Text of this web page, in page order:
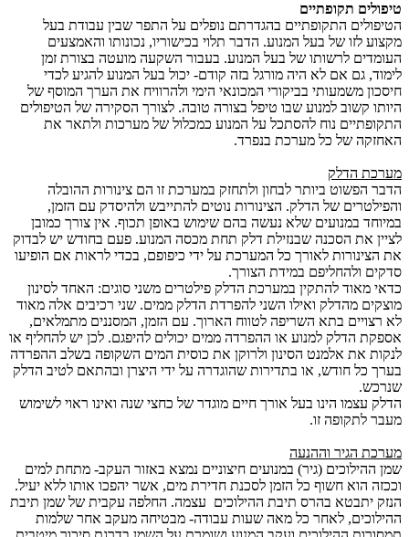
טיפולים תקופתיים
הטיפולים התקופתיים בהגדרתם נופלים על התפר שבין עבודת בעל
מקצוע לזו של בעל המנוע. הדבר תלוי בכישוריו, נכונותו והאמצעים
העומדים לרשותו של בעל המנוע. בעבור השקעה מועטה בצורת זמן
לימוד, גם אם לא היה מורגל בזה קודם- יכול בעל המנוע להגיע לכדי
חיסכון משמעותי בביקורי המכונאי הימי ולהרוויח את הערך המוסף של
היותו קשוב למנוע שבו טיפל בצורה טובה. לצורך הסקירה של הטיפולים
התקופתיים נוח להסתכל על המנוע כמכלול של מערכות ולתאר את
האחזקה של כל מערכת בנפרד.
מערכת הדלק
הדבר הפשוט ביותר לבחון ולתחזק במערכת זו הם צינורות ההובלה
והפילטרים של הדלק. הצינורות נוטים להתייבש ולהיסדק עם הזמן,
במיוחד במנועים שלא נעשה בהם שימוש באופן תכוף. אין צורך כמובן
לציין את הסכנה שבנזילת דלק תחת מכסה המנוע. פעם בחודש יש לבדוק
את הצינורות לאורך כל המערכת על ידי כיפופם, בכדי לראות אם הופיעו
סדקים ולהחליפם במידת הצורך.
כדאי מאוד להתקין במערכת הדלק פילטרים משני סוגים: האחד לסינון
מוצקים מהדלק ואילו השני להפרדת הדלק ממים. שני רכיבים אלה מאוד
לא רצויים בתא השריפה לטווח הארוך. עם הזמן, המסננים מתמלאים,
אספקת הדלק למנוע או ההפרדה ממים יכולים להיפגם. לכן יש להחליף או
לנקות את אלמנט הסינון ולרוקן את כוסית המים השקופה בשלב ההפרדה
בערך כל חודש, או בתדירות שהוגדרה על ידי היצרן ובהתאם לטיב הדלק
שנרכש.
הדלק עצמו הינו בעל אורך חיים מוגדר של כחצי שנה ואינו ראוי לשימוש
מעבר לתקופה זו.
מערכת הגיר וההנעה
שמן ההילוכים (גיר) במנועים חיצוניים נמצא באזור העקב- מתחת למים
וככזה הוא חשוף כל הזמן לסכנת חדירת מים, אשר יהפכו אותו ללא יעיל.
הנזק יתבטא בהרס תיבת ההילוכים עצמה. החלפה עקבית של שמן תיבת
ההילוכים, לאחר כל מאה שעות עבודה- מבטיחה מעקב אחר שלמות